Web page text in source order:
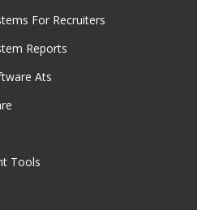
For Recruiters
Reports
Ats
Tools